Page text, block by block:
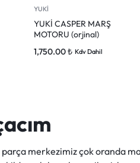
YUKİ
YUKİ CASPER MARŞ
MOTORU (orjinal)
1,750.00₺ Kdv Dahil
merkezimiz çok oranda